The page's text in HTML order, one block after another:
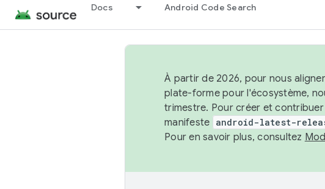
Docs Android Code Search
À partir de 2026, pour nous
plate-forme pour l'écosystème,
trimestre. Pour créer et contribuer
manifeste android-latest-
Pour en savoir plus, consultez